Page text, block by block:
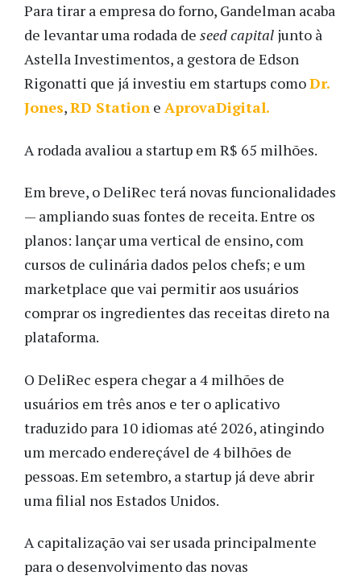
Para tirar a empresa do forno, Gandelman acaba
de levantar uma rodada de seed capital junto à
Astella Investimentos, a gestora de Edson
Rigonatti que já investiu em startups comoDr.
Jones,RD Station e AprovaDigital.
A rodada avaliou a startup em R$ 65 milhões.
Em breve, o DeliRec terá novas funcionalidades
— ampliando suas fontes de receita. Entre os
planos: lançar uma vertical de ensino, com
cursos de culinária dados pelos chefs; e um
marketplace que vai permitir aos usuários
comprar os ingredientes das receitas direto na
plataforma.
O DeliRec espera chegar a 4 milhões de
usuários em três anos e ter o aplicativo
traduzido para 10 idiomas até 2026, atingindo
um mercado endereçável de 4 bilhões de
pessoas. Em setembro, a startup já deve abrir
uma filial nos Estados Unidos.
A capitalização vai ser usada principalmente
para o desenvolvimento das novas